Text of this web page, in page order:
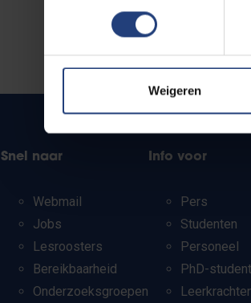
Weigeren
Snel naar
Webmail
Jobs
Lesroosters
Bereikbaarheid
Onderzoeksgroepen
Info voor
Pers
Studenten
Personeel
PhD-